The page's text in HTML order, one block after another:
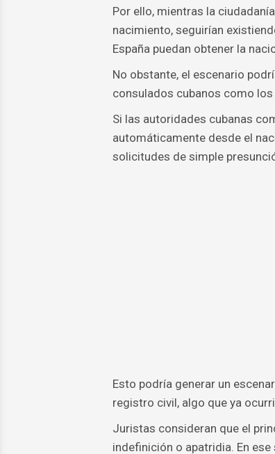
Por ello, mientras la
nacimiento, seguirían
España puedan obtener la
No obstante, el escenario
consulados cubanos como
Si las autoridades cubanas
automáticamente desde el
solicitudes de simple
Esto podría generar un
registro civil, algo que ya
Juristas consideran que el
indefinición o apatridia. En